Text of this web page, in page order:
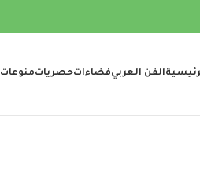
الفن العربيفضاءاتحصرياتمنوعات